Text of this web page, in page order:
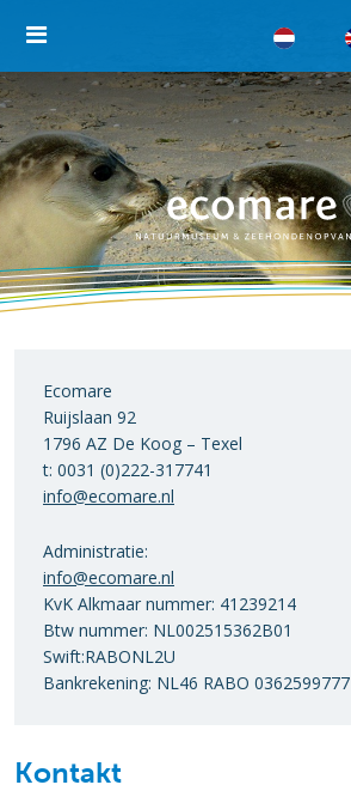
Ecomare
Ruijslaan 92
1796 AZ De Koog – Texel
t: 0031 (0)222-317741
info@ecomare.nl
Administratie:
info@ecomare.nl
KvK Alkmaar nummer: 41239214
Btw nummer: NL002515362B01
Swift:RABONL2U
Bankrekening: NL46 RABO 0362599777
Kontakt